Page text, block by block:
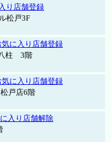
り店舗登録
松戸3F
気に入り店舗登録
八柱 3階
気に入り店舗登録
戸店6階
入り店舗解除